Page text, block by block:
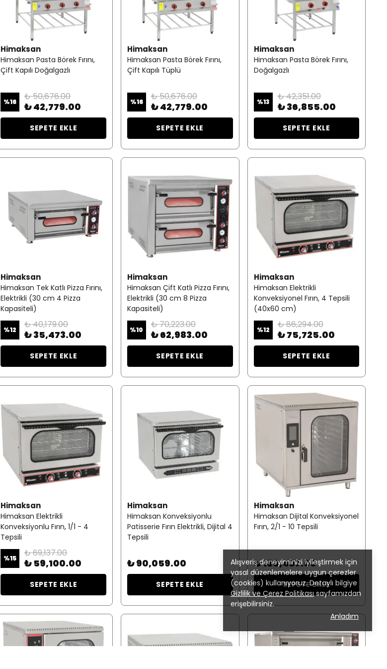
Alışveriş deneyiminizi iyileştirmek için
yasal düzenlemelere uygun çerezler
(cookies) kullanıyoruz. Detaylı bilgiye
Gizlilik ve Çerez Politikasısayfamızdan
erişebilirsiniz.
Anladım
Himaksan
Himaksan Pasta Börek Fırını,
Çift Kapılı Doğalgazlı
%16 ₺ 50,676.00
₺ 42,779.00
SEPETE EKLE
Himaksan
Himaksan Pasta Börek Fırını,
Çift Kapılı Tüplü
%16 ₺ 50,676.00
₺ 42,779.00
SEPETE EKLE
Himaksan
Himaksan Pasta Börek Fırını,
Doğalgazlı
%13 ₺ 42,351.00
₺ 36,855.00
SEPETE EKLE
Himaksan
Himaksan Tek Katlı Pizza Fırını,
Elektrikli (30 cm 4 Pizza
Kapasiteli)
%12 ₺ 40,179.00
₺ 35,473.00
SEPETE EKLE
Himaksan
Himaksan Çift Katlı Pizza Fırını,
Elektrikli (30 cm 8 Pizza
Kapasiteli)
%10 ₺ 70,223.00
₺ 62,983.00
SEPETE EKLE
Himaksan
Himaksan Elektrikli
Konveksiyonel Fırın, 4 Tepsili
(40x60 cm)
%12 ₺ 86,294.00
₺ 75,725.00
SEPETE EKLE
Himaksan
Himaksan Elektrikli
Konveksiyonlu Fırın, 1/1 - 4
Tepsili
%15 ₺ 69,137.00
₺ 59,100.00
SEPETE EKLE
Himaksan
Himaksan Konveksiyonlu
Patisserie Fırın Elektrikli, Dijital 4
Tepsili
₺ 90,059.00
SEPETE EKLE
Himaksan
Himaksan Dijital Konveksiyonel
Fırın, 2/1 - 10 Tepsili
₺ 180,407.00
SEPETE EKLE